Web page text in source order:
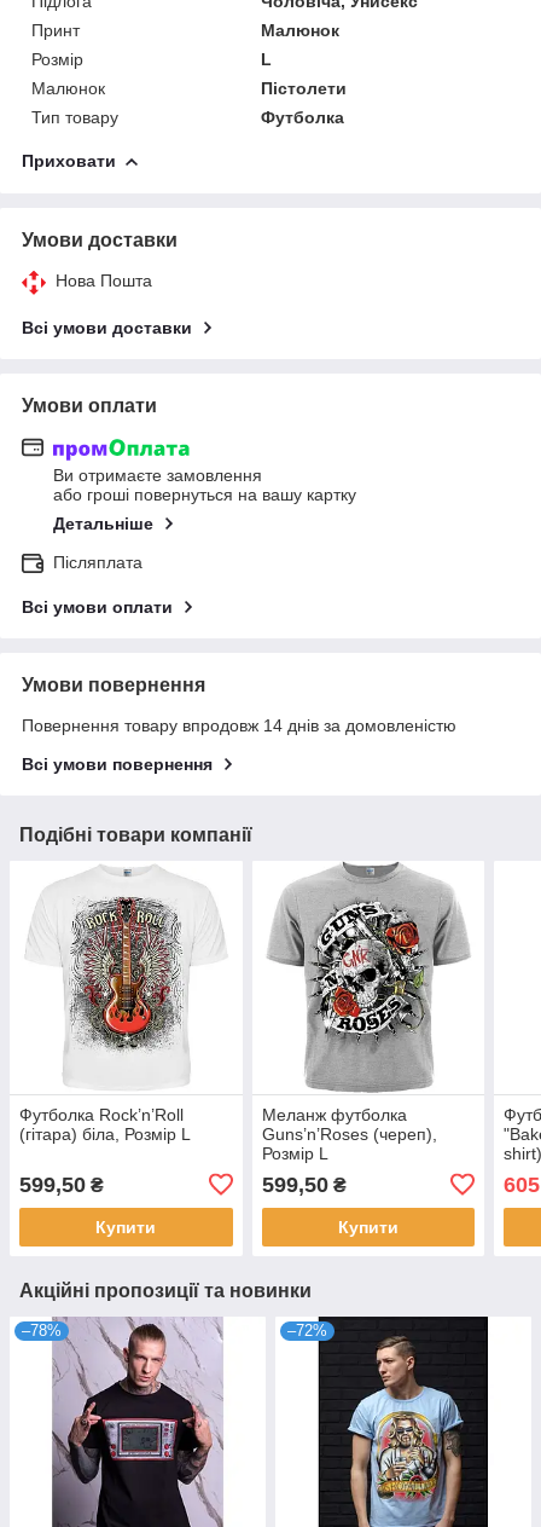
Принт
Малюнок
Розмір
L
Малюнок
Пістолети
Тип товару
Футболка
Приховати
Умови доставки
Нова Пошта
Всі умови доставки
Умови оплати
Ви отримаєте замовлення
або гроші повернуться на вашу картку
Детальніше
Післяплата
Всі умови оплати
Умови повернення
Повернення товару впродовж 14 днів за домовленістю
Всі умови повернення
Подібні товари компанії
Футболка Rock’n’Roll
(гітара) біла, Розмір L
599,50 ₴
Купити
Меланж футболка
Guns’n’Roses (череп),
Розмір L
599,50₴
Купити
605
Акційні пропозиції та новинки
–78% –72%